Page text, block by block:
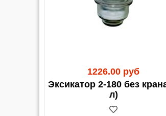
С 1 апреля 2023 года для
должен быть оформлен
1226.00 руб
Эксикатор 2-180 без
л)